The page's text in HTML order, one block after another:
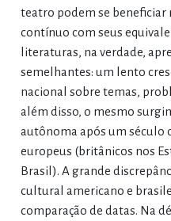
teatro podem se
contínuo com seus
literaturas, na verdade,
semelhantes: um lento
nacional sobre temas,
além disso, o mesmo
autônoma após um século
europeus (britânicos nos
Brasil). A grande
cultural americano e
comparação de datas. Na